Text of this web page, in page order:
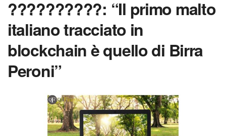
??????????: “Il primo malto
italiano tracciato in
blockchain è quello di Birra
Peroni”